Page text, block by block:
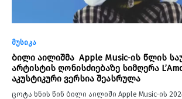
მუსიკა
ბილი აილიშმა Apple Music-ის წლის
არტისტის ღონისძიებაზე სიმღერა
აკუსტიკური ვერსია შეასრულა
ცოტა ხნის წინ ბილი აილიში Apple Music-ის